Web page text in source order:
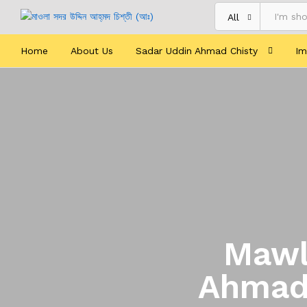
All
Home About Us Sadar Uddin Ahmad Chisty